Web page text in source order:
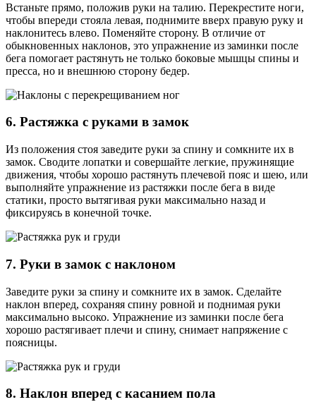
Встаньте прямо, положив руки на талию. Перекрестите ноги,
чтобы впереди стояла левая, поднимите вверх правую руку и
наклонитесь влево. Поменяйте сторону. В отличие от
обыкновенных наклонов, это упражнение из заминки после
бега помогает растянуть не только боковые мышцы спины и
пресса, но и внешнюю сторону бедер.
6. Растяжка c руками в замок
Из положения стоя заведите руки за спину и сомкните их в
замок. Сводите лопатки и совершайте легкие, пружинящие
движения, чтобы хорошо растянуть плечевой пояс и шею, или
выполняйте упражнение из растяжки после бега в виде
статики, просто вытягивая руки максимально назад и
фиксируясь в конечной точке.
7. Руки в замок с наклоном
Заведите руки за спину и сомкните их в замок. Сделайте
наклон вперед, сохраняя спину ровной и поднимая руки
максимально высоко. Упражнение из заминки после бега
хорошо растягивает плечи и спину, снимает напряжение с
поясницы.
8. Наклон вперед с касанием пола